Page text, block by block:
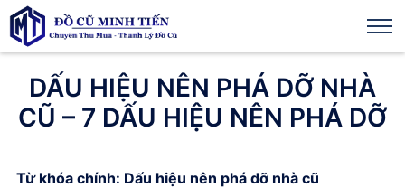
DẤU HIỆU NÊN PHÁ DỠ NHÀ
CŨ – 7 DẤU HIỆU NÊN PHÁ DỠ
Từ khóa chính: Dấu hiệu nên phá dỡ nhà cũ